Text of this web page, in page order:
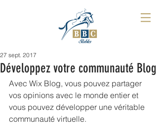
Développez votre communauté Blog
27 sept. 2017
Avec Wix Blog, vous pouvez partager
vos opinions avec le monde entier et
vous pouvez développer une véritable
communauté virtuelle.